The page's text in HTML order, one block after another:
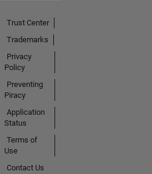
Trust Center
Trademarks
Privacy
Policy
Preventing
Piracy
Application
Status
Terms of
Use
Contact Us